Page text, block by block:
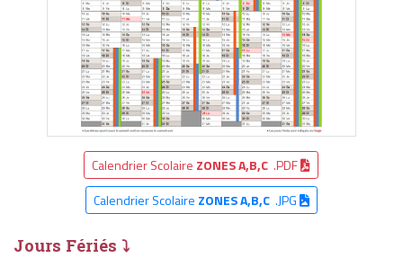
Calendrier Scolaire ZONES A,B,C .PDF
Calendrier Scolaire ZONES A,B,C.JPG
Jours Fériés ⤵